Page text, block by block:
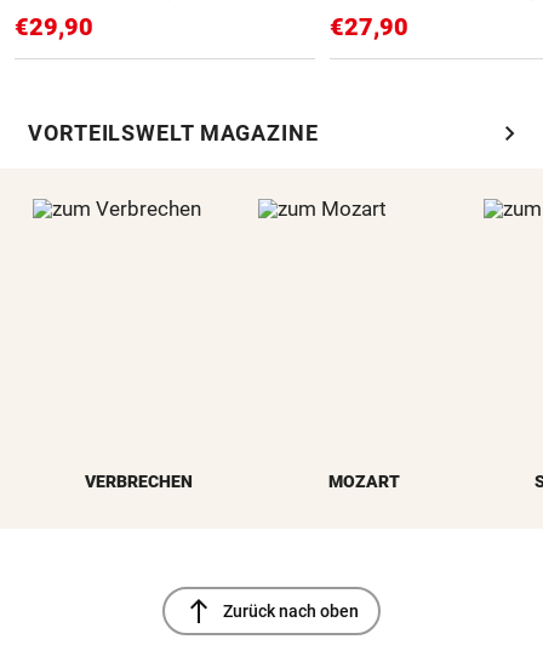
€29,90 €27,90
VORTEILSWELT MAGAZINE chevron_right
VERBRECHEN MOZART
north Zurück nach oben